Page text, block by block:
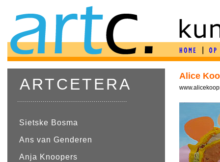
ARTCETERA
........................................................
Sietske Bosma
Ans van Genderen
Anja Knoopers
Alice